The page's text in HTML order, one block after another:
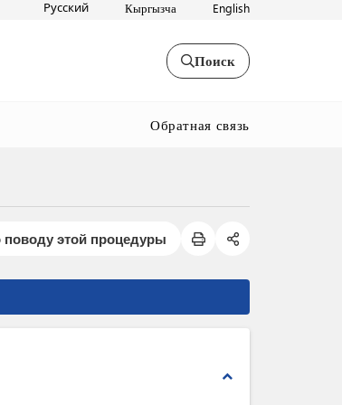
Русский Кыргызча English
Поиск
Обратная связь
этой процедуры
expand_less